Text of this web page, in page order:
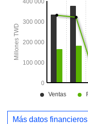
Más datos financieros